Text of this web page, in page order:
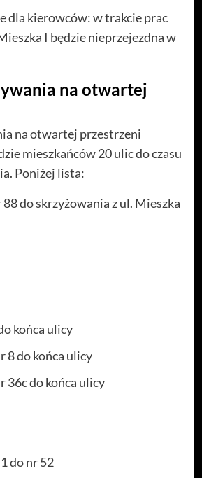
dla kierowców: w trakcie prac
I będzie nieprzejezdna w
na otwartej
na otwartej przestrzeni
mieszkańców 20 ulic do czasu
Poniżej lista:
do skrzyżowania z ul. Mieszka
końca ulicy
8 do końca ulicy
36c do końca ulicy
do nr 52